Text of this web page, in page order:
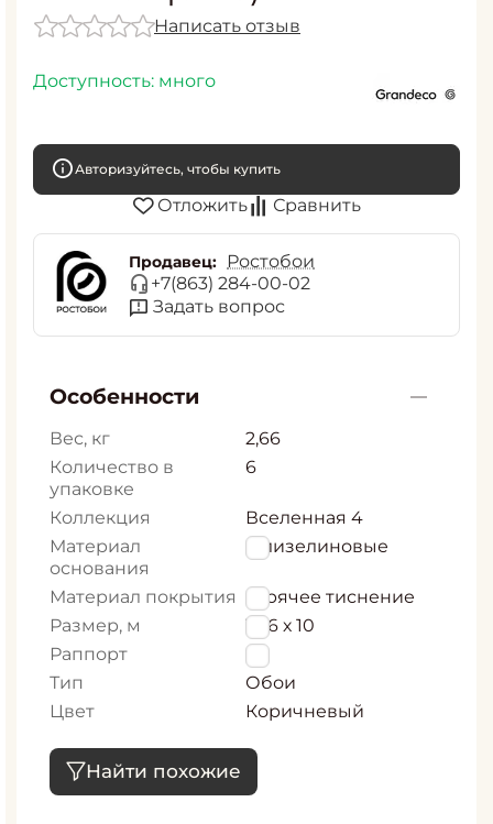
Написать отзыв
Доступность: много
Авторизуйтесь, чтобы купить
Отложить Сравнить
Продавец:
Ростобои
+7(863) 284-00-02
Задать вопрос
Особенности
Вес, кг
2,66
Количество в
упаковке
6
Коллекция
Вселенная 4
Материал
основания
Флизелиновые
Материал покрытия горячее тиснение
Размер, м
1,06 х 10
Раппорт
0
Тип
Обои
Цвет
Коричневый
Найти похожие